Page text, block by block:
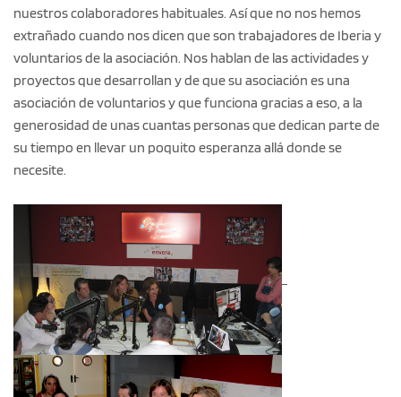
nuestros colaboradores habituales. Así que no nos hemos
extrañado cuando nos dicen que son trabajadores de Iberia y
voluntarios de la asociación. Nos hablan de las actividades y
proyectos que desarrollan y de que su asociación es una
asociación de voluntarios y que funciona gracias a eso, a la
generosidad de unas cuantas personas que dedican parte de
su tiempo en llevar un poquito esperanza allá donde se
necesite.